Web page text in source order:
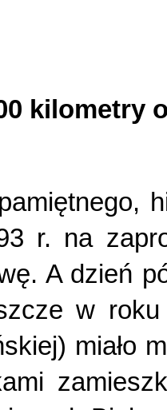
kilometry
r. na
A dzień
w roku
miało